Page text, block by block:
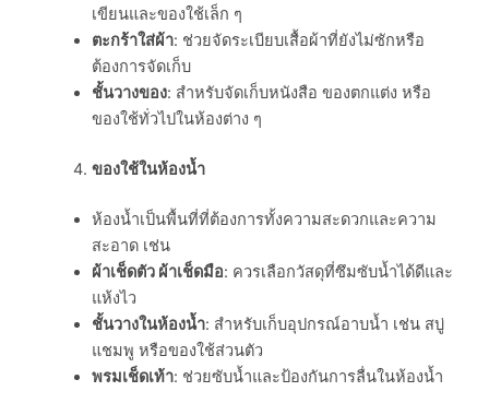
เขียนและของใช้เล็ก ๆ
ตะกร้าใส่ผ้า: ช่วยจัดระเบียบเสื้อผ้าที่ยังไม่ซักหรือ
ต้องการจัดเก็บ
ชั้นวางของ: สำหรับจัดเก็บหนังสือ ของตกแต่ง หรือ
ของใช้ทั่วไปในห้องต่าง ๆ
ของใช้ในห้องน้ำ
ห้องน้ำเป็นพื้นที่ที่ต้องการทั้งความสะดวกและความ
สะอาด เช่น
ผ้าเช็ดตัว ผ้าเช็ดมือ: ควรเลือกวัสดุที่ซึมซับน้ำได้ดีและ
แห้งไว
ชั้นวางในห้องน้ำ: สำหรับเก็บอุปกรณ์อาบน้ำ เช่น สบู่
แชมพู หรือของใช้ส่วนตัว
พรมเช็ดเท้า: ช่วยซับน้ำและป้องกันการลื่นในห้องน้ำ